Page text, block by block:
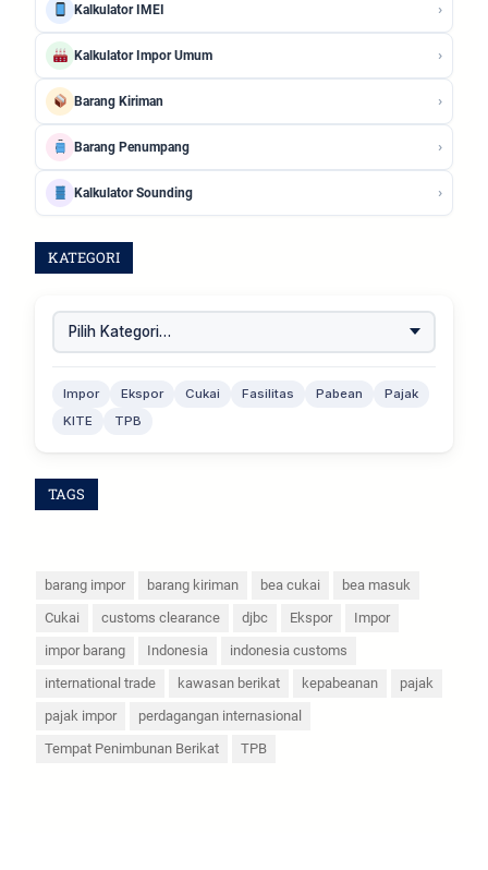
Kalkulator IMEI ›
Kalkulator Impor Umum ›
Barang Kiriman ›
Barang Penumpang ›
Kalkulator Sounding ›
KATEGORI
Impor Ekspor Cukai Fasilitas Pabean
Pajak
KITE
TPB
TAGS
barang impor barang kiriman bea cukai
bea masuk
Cukai
customs clearance djbc Ekspor
Impor
impor barang
Indonesia
indonesia customs
international trade
kawasan berikat kepabeanan
pajak
pajak impor
perdagangan internasional
Tempat Penimbunan Berikat
TPB